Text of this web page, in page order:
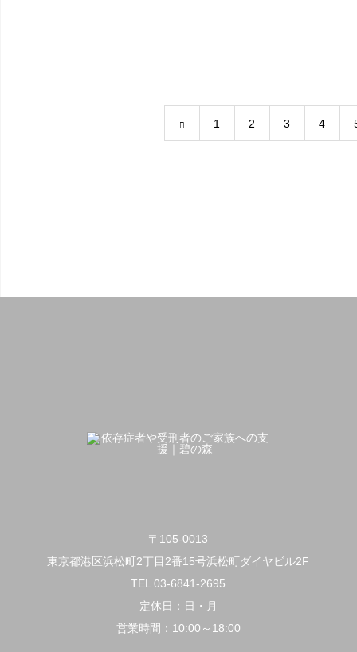
1 2 3 4
〒105-0013
東京都港区浜松町2丁目2番15号浜松町ダイヤビル2F
TEL 03-6841-2695
定休日：日・月
営業時間：10:00～18:00